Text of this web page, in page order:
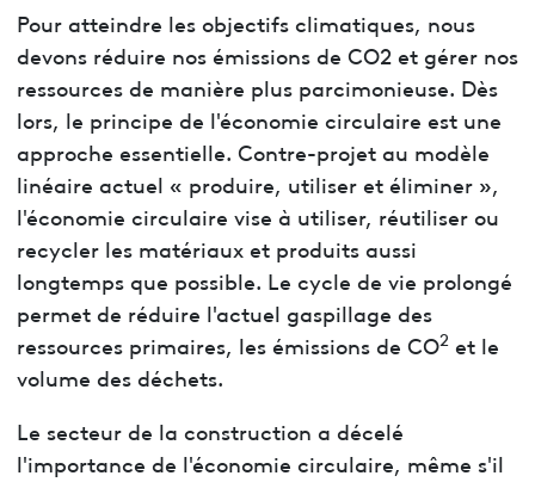
Pour atteindre les objectifs climatiques, nous
devons réduire nos émissions de CO2 et gérer nos
ressources de manière plus parcimonieuse. Dès
lors, le principe de l'économie circulaire est une
approche essentielle. Contre-projet au modèle
linéaire actuel « produire, utiliser et éliminer »,
l'économie circulaire vise à utiliser, réutiliser ou
recycler les matériaux et produits aussi
longtemps que possible. Le cycle de vie prolongé
permet de réduire l'actuel gaspillage des
ressources primaires, les émissions de CO2et le
volume des déchets.
Le secteur de la construction a décelé
l'importance de l'économie circulaire, même s'il